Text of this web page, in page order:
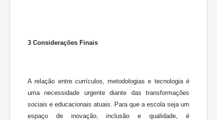
3 Considerações Finais
A relação entre currículos, metodologias e tecnologia é
uma necessidade urgente diante das transformações
sociais e educacionais atuais. Para que a escola seja um
espaço de inovação, inclusão e qualidade, é